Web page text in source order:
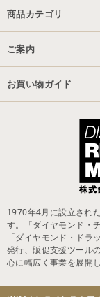
商品カテゴリ
ご案内
お買い物ガイド
1970年4月に設立され
す。「ダイヤモンド・
「ダイヤモンド・ドラ
発行、販促支援ツール
心に幅広く事業を展開